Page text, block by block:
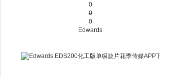
0
0
0
Edwards